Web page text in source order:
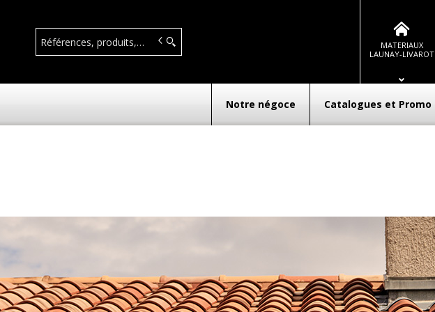
MATERIAUX
LAUNAY-LIVAROT
Notre négoce Catalogues et Promo